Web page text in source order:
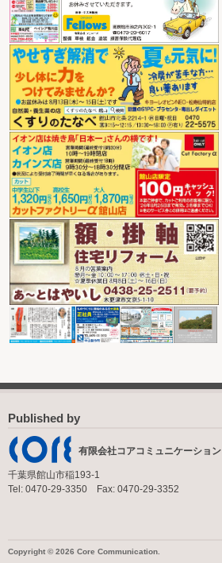
Published by
有限会社コアコミュニケーション
千葉県館山市稲193-1
Tel: 0470-29-3350 Fax: 0470-29-3352
Copyright © 2026 Core Communication.